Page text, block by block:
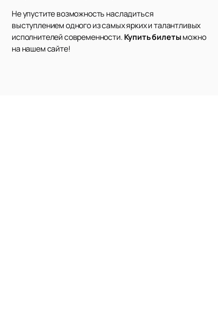
Не упустите возможность насладиться
выступлением одного из самых ярких и талантливых
исполнителей современности. Купить билетыможно
на нашем сайте!